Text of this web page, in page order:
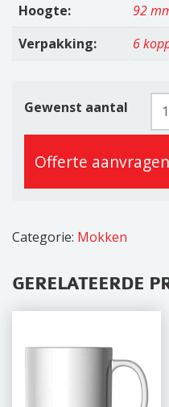
Hoogte:
92
Verpakking:
6
Gewenst aantal
Offerte aanvragen
Categorie: Mokken
GERELATEERDE